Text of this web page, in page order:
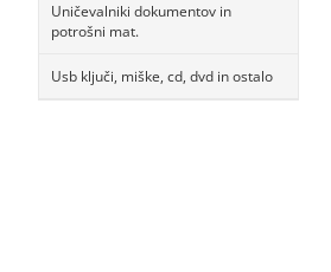
Uničevalniki dokumentov in
potrošni mat.
Usb ključi, miške, cd, dvd in ostalo